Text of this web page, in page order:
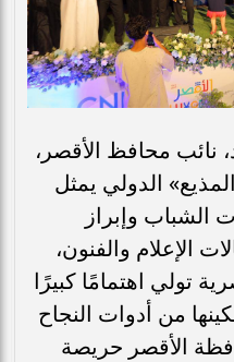
نائب محافظ الأقصر،
الدولي يمثل
وإبراز
الإعلام والفنون،
تولي اهتمامًا كبيرًا
من أدوات النجاح
الأقصر حريصة